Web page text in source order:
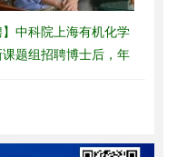
】​中科院上海有机化学
题组招聘博士后，年